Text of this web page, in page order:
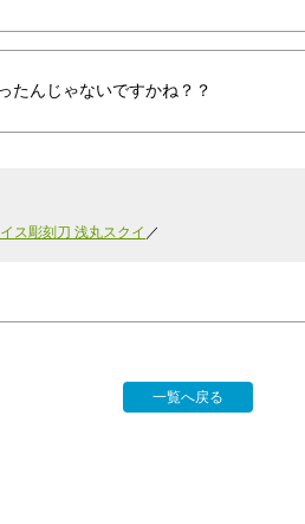
たんじゃないですかね？？
ス彫刻刀 浅丸スクイ
一覧へ戻る